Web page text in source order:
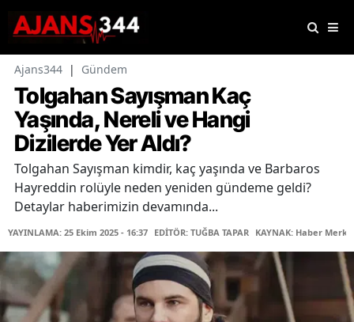
Ajans344 | Gündem
Tolgahan Sayışman Kaç
Yaşında, Nereli ve Hangi
Dizilerde Yer Aldı?
Tolgahan Sayışman kimdir, kaç yaşında ve Barbaros
Hayreddin rolüyle neden yeniden gündeme geldi?
Detaylar haberimizin devamında...
YAYINLAMA: 25 Ekim 2025 - 16:37 EDİTÖR: TUĞBA TAPAR KAYNAK: Haber